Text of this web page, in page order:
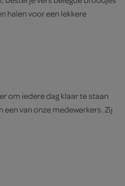
halen voor een lekkere
om iedere dag klaar te staan
een van onze medewerkers. Zij